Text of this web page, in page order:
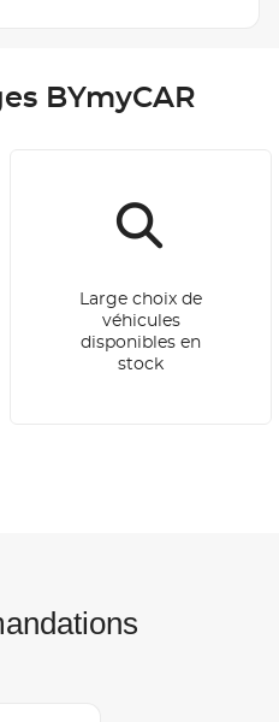
BYmyCAR
Large choix de
véhicules
disponibles en
stock